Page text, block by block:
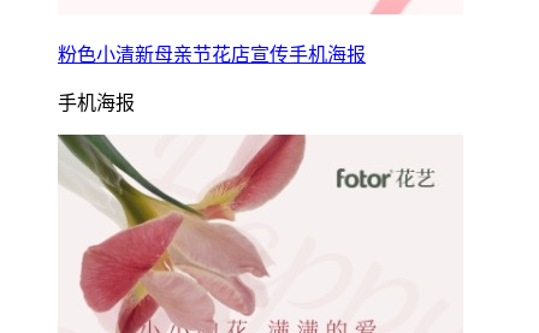
粉色小清新母亲节花店宣传手机海报
手机海报